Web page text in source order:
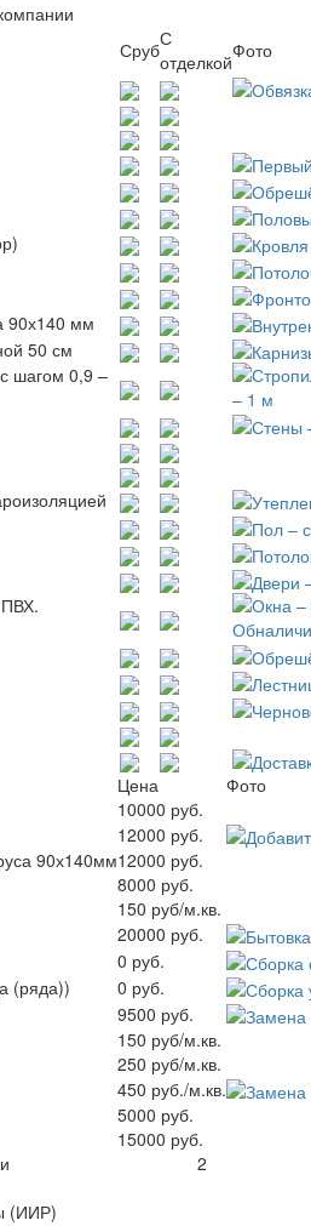
СрубС
отделкойФото
90х140 мм
50 см
шагом 0,9 –
Цена
Фото
10000 руб.
12000 руб.
90х140мм12000 руб.
8000 руб.
150 руб/м.кв.
20000 руб.
0 руб.
(ряда))
0 руб.
9500 руб.
150 руб/м.кв.
250 руб/м.кв.
450 руб./м.кв.
5000 руб.
15000 руб.
(ИИР)
2